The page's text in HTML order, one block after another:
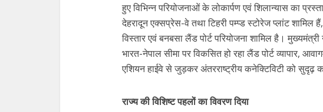
हुए विभिन्न परियोजनाओं के लोकार्पण एवं शिलान्यास का
देहरादून एक्सप्रेस-वे तथा टिहरी पम्प्ड स्टोरेज प्लांट शामिल
विस्तार एवं बनबसा लैंड पोर्ट परियोजना शामिल है।
भारत-नेपाल सीमा पर विकसित हो रहा लैंड पोर्ट व्यापार,
एशियन हाईवे से जुड़कर अंतरराष्ट्रीय कनेक्टिविटी को सुदृढ़
राज्य की विशिष्ट पहलों का विवरण दिया